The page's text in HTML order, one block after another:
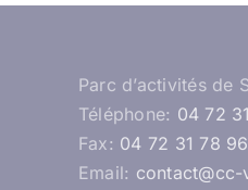
Parc d’activités de
Téléphone: 04 72
Fax: 04 72 31 78 96
Email: